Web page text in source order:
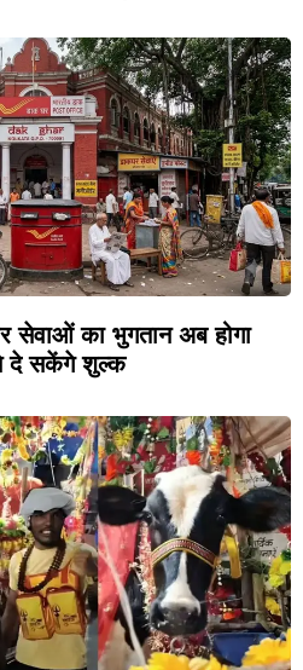
का भुगतान अब होगा
दे सकेंगे शुल्क